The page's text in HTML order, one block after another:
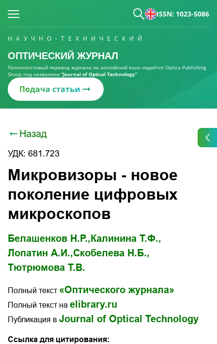
ISSN: 1023-5086
НАУЧНО-ТЕХНИЧЕСКИЙ
ОПТИЧЕСКИЙ ЖУРНАЛ
Полнотекстовый перевод журнала на английский язык издаётся Optica Publishing
Group под названием “Journal of Optical Technology“
Подача статьи
Назад
УДК: 681.723
Микровизоры - новое
поколение цифровых
микроскопов
Белашенков Н.Р., Калинина Т.Ф.,
Лопатин А.И.,Скобелева Н.Б.,
Тютрюмова Т.В.
Полный текст «Оптического журнала»
Полный текст на elibrary.ru
Публикация в Journal of Optical Technology
Ссылка для цитирования: